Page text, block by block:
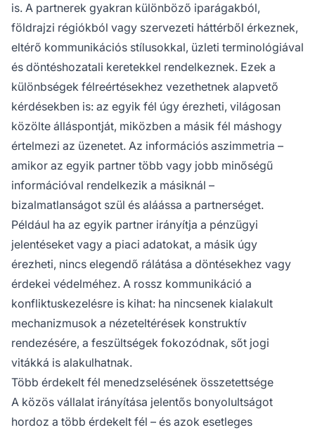
is. A partnerek gyakran különböző iparágakból,
földrajzi régiókból vagy szervezeti háttérből érkeznek,
eltérő kommunikációs stílusokkal, üzleti terminológiával
és döntéshozatali keretekkel rendelkeznek. Ezek a
különbségek félreértésekhez vezethetnek alapvető
kérdésekben is: az egyik fél úgy érezheti, világosan
közölte álláspontját, miközben a másik fél máshogy
értelmezi az üzenetet. Az információs aszimmetria –
amikor az egyik partner több vagy jobb minőségű
információval rendelkezik a másiknál –
bizalmatlanságot szül és aláássa a partnerséget.
Például ha az egyik partner irányítja a pénzügyi
jelentéseket vagy a piaci adatokat, a másik úgy
érezheti, nincs elegendő rálátása a döntésekhez vagy
érdekei védelméhez. A rossz kommunikáció a
konfliktuskezelésre is kihat: ha nincsenek kialakult
mechanizmusok a nézeteltérések konstruktív
rendezésére, a feszültségek fokozódnak, sőt jogi
vitákká is alakulhatnak.
Több érdekelt fél menedzselésének összetettsége
A közös vállalat irányítása jelentős bonyolultságot
hordoz a több érdekelt fél – és azok esetleges